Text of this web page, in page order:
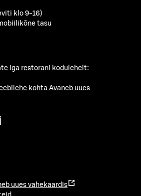
klo 9-16)
tasu
iga restorani kodulehelt:
kohta Avaneb uues
uues vahekaardis